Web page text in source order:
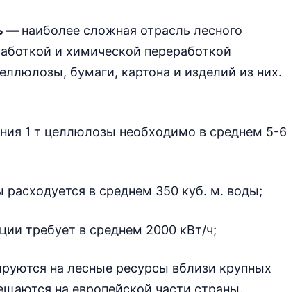
— наиболее сложная отрасль лесного
и химической переработкой
бумаги, картона и изделий из них.
1 т целлюлозы необходимо в среднем 5-6
в среднем 350 куб. м. воды;
требует в среднем 2000 кВт/ч;
на лесные ресурсы вблизи крупных